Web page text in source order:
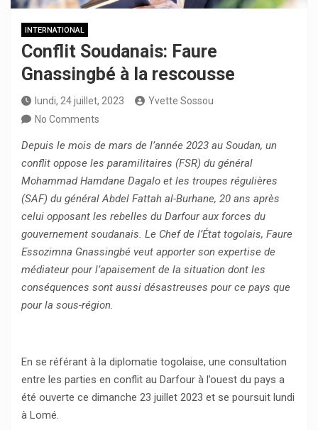
INTERNATIONAL
Conflit Soudanais: Faure
Gnassingbé à la rescousse
lundi, 24 juillet, 2023
Yvette Sossou
No Comments
Depuis le mois de mars de l’année 2023 au Soudan, un
conflit oppose les paramilitaires (FSR) du général
Mohammad Hamdane Dagalo et les troupes régulières
(SAF) du général Abdel Fattah al-Burhane, 20 ans après
celui opposant les rebelles du Darfour aux forces du
gouvernement soudanais. Le Chef de l’État togolais, Faure
Essozimna Gnassingbé veut apporter son expertise de
médiateur pour l’apaisement de la situation dont les
conséquences sont aussi désastreuses pour ce pays que
pour la sous-région.
En se référant à la diplomatie togolaise, une consultation
entre les parties en conflit au Darfour à l’ouest du pays a
été ouverte ce dimanche 23 juillet 2023 et se poursuit lundi
à Lomé.